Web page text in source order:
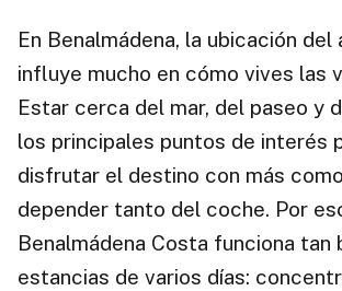
En Benalmádena, la ubicación del
influye mucho en cómo vives las
Estar cerca del mar, del paseo y
los principales puntos de interés
disfrutar el destino con más
depender tanto del coche. Por
Benalmádena Costa funciona tan
estancias de varios días: